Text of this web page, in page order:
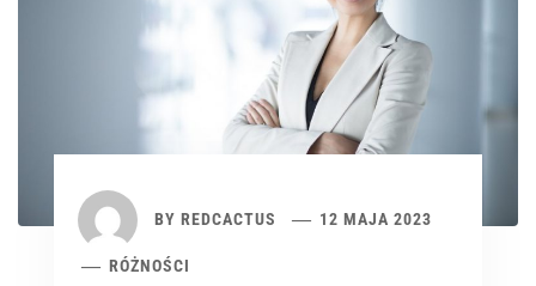
BY REDCACTUS 12 MAJA 2023
RÓŻNOŚCI